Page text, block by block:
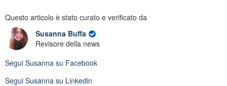
Questo articolo è stato curato e verificato da
Susanna Buffa
Revisore della news
Segui Susanna su Facebook
Segui Susanna su Linkedin